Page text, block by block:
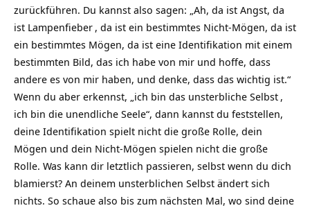
zurückführen. Du kannst also sagen: „Ah, da ist Angst, da
ist Lampenfieber , da ist ein bestimmtes Nicht-Mögen, da ist
ein bestimmtes Mögen, da ist eine Identifikation mit einem
bestimmten Bild, das ich habe von mir und hoffe, dass
andere es von mir haben, und denke, dass das wichtig ist.“
Wenn du aber erkennst, „ich bin das unsterbliche Selbst ,
ich bin die unendliche Seele“, dann kannst du feststellen,
deine Identifikation spielt nicht die große Rolle, dein
Mögen und dein Nicht-Mögen spielen nicht die große
Rolle. Was kann dir letztlich passieren, selbst wenn du dich
blamierst? An deinem unsterblichen Selbst ändert sich
nichts. So schaue also bis zum nächsten Mal, wo sind deine